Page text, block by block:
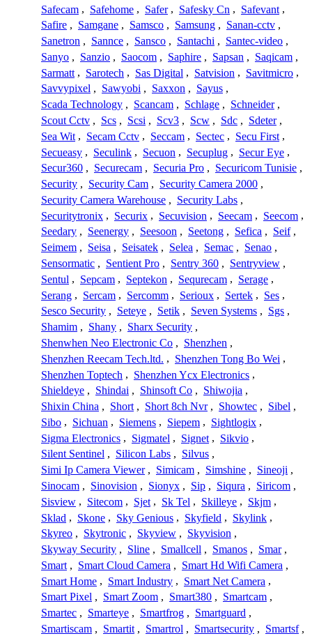
Safecam , Safehome , Safer , Safesky Cn , Safevant ,
Safire , Samgane , Samsco , Samsung , Sanan-cctv ,
Sanetron , Sannce , Sansco , Santachi , Santec-video ,
Sanyo , Sanzio , Saocom , Saphire , Sapsan , Saqicam ,
Sarmatt , Sarotech , Sas Digital , Satvision , Savitmicro ,
Savvypixel , Sawyobi , Saxxon , Sayus ,
Scada Technology , Scancam , Schlage , Schneider ,
Scout Cctv , Scs , Scsi , Scv3 , Scw , Sdc , Sdeter ,
Sea Wit , Secam Cctv , Seccam , Sectec , Secu First ,
Secueasy , Seculink , Secuon , Secuplug , Secur Eye ,
Secur360 , Securecam , Securia Pro , Securicom Tunisie ,
Security , Security Cam , Security Camera 2000 ,
Security Camera Warehouse , Security Labs ,
Securitytronix , Securix , Secuvision , Seecam , Seecom ,
Seedary , Seenergy , Seesoon , Seetong , Sefica , Seif ,
Seimem , Seisa , Seisatek , Selea , Semac , Senao ,
Sensormatic , Sentient Pro , Sentry 360 , Sentryview ,
Sentul , Sepcam , Septekon , Sequrecam , Serage ,
Serang , Sercam , Sercomm , Serioux , Sertek , Ses ,
Sesco Security , Seteye , Setik , Seven Systems , Sgs ,
Shamim , Shany , Sharx Security ,
Shenwhen Neo Electronic Co , Shenzhen ,
Shenzhen Reecam Tech.ltd. , Shenzhen Tong Bo Wei ,
Shenzhen Toptech , Shenzhen Ycx Electronics ,
Shieldeye , Shindai , Shinsoft Co , Shiwojia ,
Shixin China , Short , Short 8ch Nvr , Showtec , Sibel ,
Sibo , Sichuan , Siemens , Siepem , Sightlogix ,
Sigma Electronics , Sigmatel , Signet , Sikvio ,
Silent Sentinel , Silicon Labs , Silvus ,
Simi Ip Camera Viewer , Simicam , Simshine , Sineoji ,
Sinocam , Sinovision , Sionyx , Sip , Siqura , Siricom ,
Sisview , Sitecom , Sjet , Sk Tel , Skilleye , Skjm ,
Sklad , Skone , Sky Genious , Skyfield , Skylink ,
Skyreo , Skytronic , Skyview , Skyvision ,
Skyway Security , Sline , Smallcell , Smanos , Smar ,
Smart , Smart Cloud Camera , Smart Hd Wifi Camera ,
Smart Home , Smart Industry , Smart Net Camera ,
Smart Pixel , Smart Zoom , Smart380 , Smartcam ,
Smartec , Smarteye , Smartfrog , Smartguard ,
Smartiscam , Smartit , Smartrol , Smartsecurity , Smartsf ,